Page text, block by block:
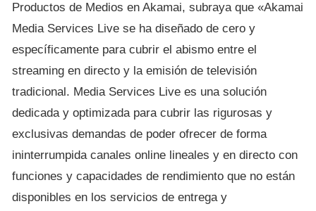
Productos de Medios en Akamai, subraya que «Akamai
Media Services Live se ha diseñado de cero y
específicamente para cubrir el abismo entre el
streaming en directo y la emisión de televisión
tradicional. Media Services Live es una solución
dedicada y optimizada para cubrir las rigurosas y
exclusivas demandas de poder ofrecer de forma
ininterrumpida canales online lineales y en directo con
funciones y capacidades de rendimiento que no están
disponibles en los servicios de entrega y